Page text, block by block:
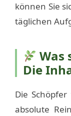
können Sie
täglichen
Was
Die
Die Schöpfer
absolute